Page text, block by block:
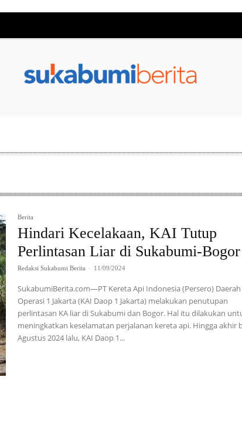
Berita
Hindari Kecelakaan, KAI Tutup
Perlintasan Liar di Sukabumi-Bogor
Redaksi Sukabumi Berita - 11/09/2024
SukabumiBerita.com—PT Kereta Api Indonesia (Persero) Daerah
Operasi 1 Jakarta (KAI Daop 1 Jakarta) melakukan penutupan
perlintasan KA liar di Sukabumi dan Bogor. Hal itu dilakukan
meningkatkan keselamatan perjalanan kereta api. Hingga akhir bulan
Agustus 2024 lalu, KAI Daop 1...